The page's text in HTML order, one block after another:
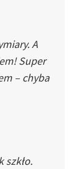
A
Super
– chyba
szkło.